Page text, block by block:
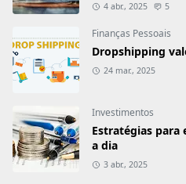
4 abr., 2025 5
Finanças Pessoais
Dropshipping
24 mar., 2025
Investimentos
Estratégias
a dia
3 abr., 2025